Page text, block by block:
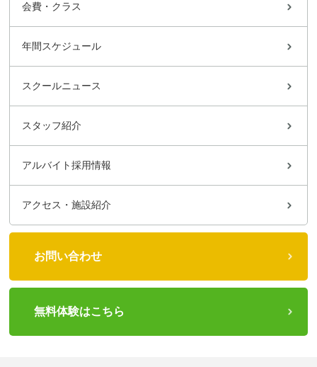
会費・クラス
年間スケジュール
スクールニュース
スタッフ紹介
アルバイト採用情報
アクセス・施設紹介
お問い合わせ
無料体験はこちら